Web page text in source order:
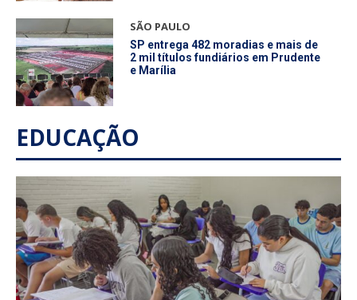
SÃO PAULO
SP entrega 482 moradias e mais de
2 mil títulos fundiários em Prudente
e Marília
EDUCAÇÃO